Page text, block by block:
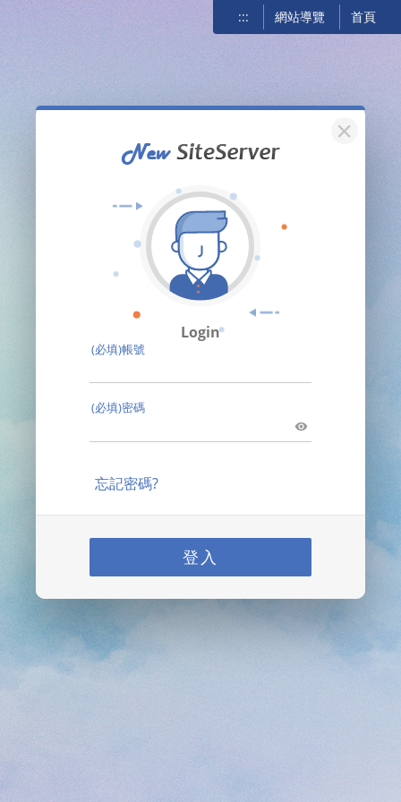
::: 網站導覽 首頁
關閉
Login
(必填)帳號
(必填)密碼
忘記密碼?
登入